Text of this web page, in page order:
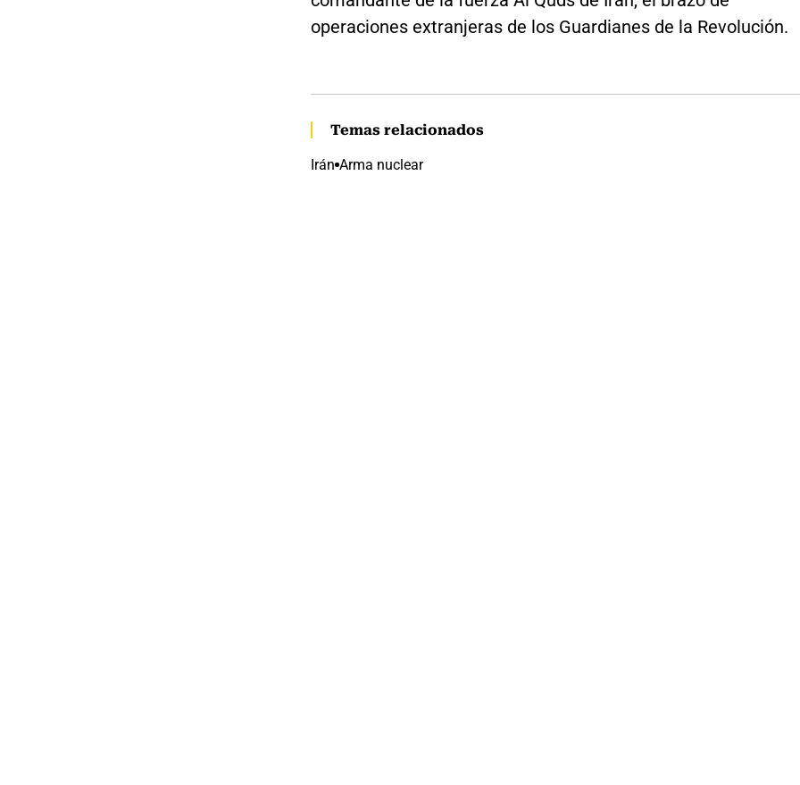
operaciones extranjeras de los Guardianes de la Revolución.
Temas relacionados
Irán Arma nuclear